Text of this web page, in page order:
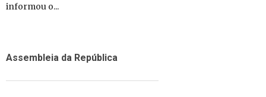
informou o...
Assembleia da República